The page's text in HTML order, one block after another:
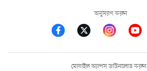
অনুসরণ করুন
মোবাইল অ্যাপস ডাউনলোড করুন